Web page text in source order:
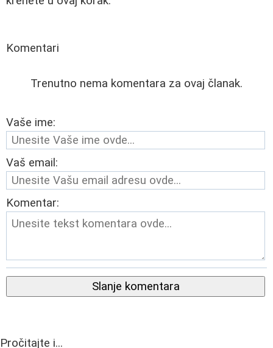
Komentari
Trenutno nema komentara za ovaj članak.
Vaše ime:
Vaš email:
Komentar:
Slanje komentara
Pročitajte i...